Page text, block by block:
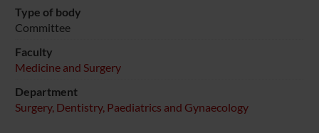
Type of body
Committee
Faculty
Medicine and Surgery
Department
Surgery, Dentistry, Paediatrics and Gynaecology